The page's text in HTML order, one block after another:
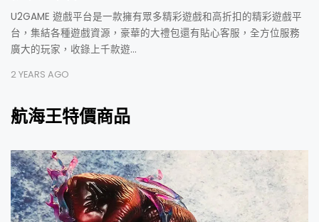
U2GAME 遊戲平台是一款擁有眾多精彩遊戲和高折扣的精彩遊戲平
台，集結各種遊戲資源，豪華的大禮包還有貼心客服，全方位服務
廣大的玩家，收錄上千款遊…
2 YEARS AGO
航海王特價商品